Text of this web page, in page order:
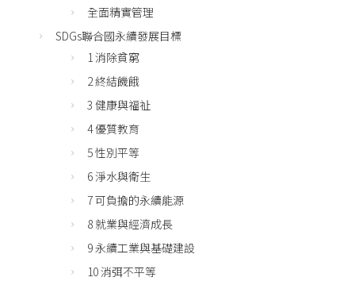
全面精實管理
SDGs聯合國永續發展目標
1 消除貧窮
2 終結饑餓
3 健康與福祉
4 優質教育
5 性別平等
6 淨水與衛生
7 可負擔的永續能源
8 就業與經濟成長
9 永續工業與基礎建設
10 消弭不平等